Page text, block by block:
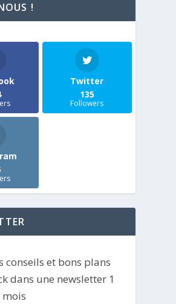
!
Twitter
135
Followers
conseils et bons plans
dans une newsletter 1